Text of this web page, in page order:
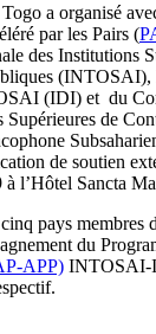
a organisé
par les Pairs (
des Institutions
(INTOSAI),
(IDI) et du
Supérieures de
de soutien
l’Hôtel Sancta
pays membres
du
APP) INTOSAI-